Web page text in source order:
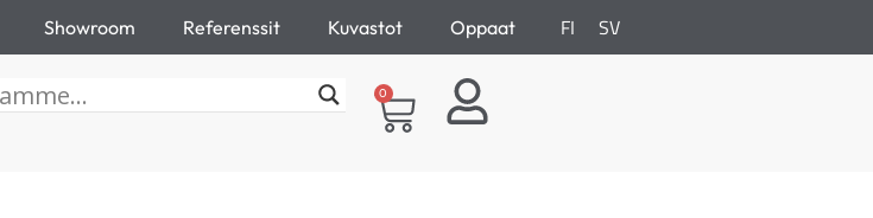
Showroom Referenssit Kuvastot Oppaat FI SV
0